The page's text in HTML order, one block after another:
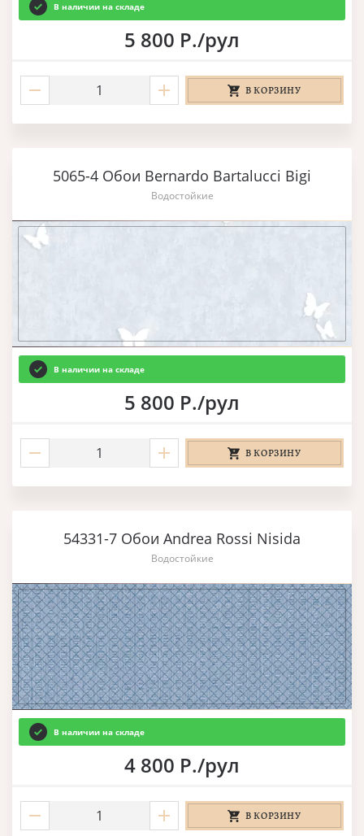
В наличии на складе
5 800 Р./рул
В КОРЗИНУ
5065-4 Обои Bernardo Bartalucci Bigi
Водостойкие
В наличии на складе
5 800 Р./рул
В КОРЗИНУ
54331-7 Обои Andrea Rossi Nisida
Водостойкие
В наличии на складе
4 800 Р./рул
В КОРЗИНУ